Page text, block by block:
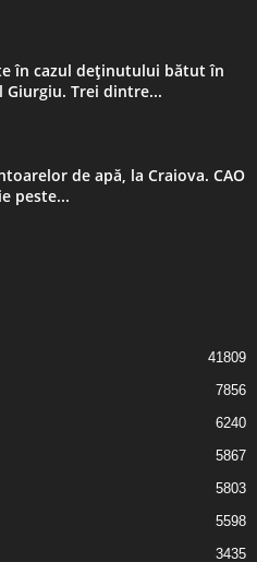
în cazul deținutului bătut în
Giurgiu. Trei dintre...
de apă, la Craiova. CAO
peste...
41809
7856
6240
5867
5803
5598
3435